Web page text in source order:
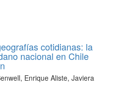
cotidianas: la
nacional en Chile
Enrique Aliste, Javiera